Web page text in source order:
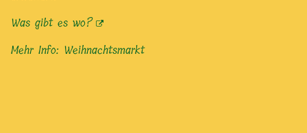
Was gibt es wo?
Mehr Info: Weihnachtsmarkt